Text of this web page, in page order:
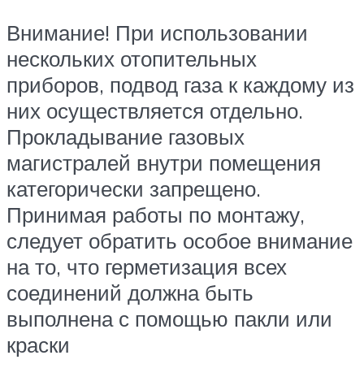
Внимание! При использовании
нескольких отопительных
приборов, подвод газа к каждому из
них осуществляется отдельно.
Прокладывание газовых
магистралей внутри помещения
категорически запрещено.
Принимая работы по монтажу,
следует обратить особое внимание
на то, что герметизация всех
соединений должна быть
выполнена с помощью пакли или
краски